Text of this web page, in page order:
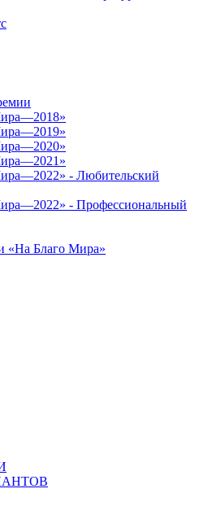
- Любительский
- Профессиональный
«На Благо Мира»